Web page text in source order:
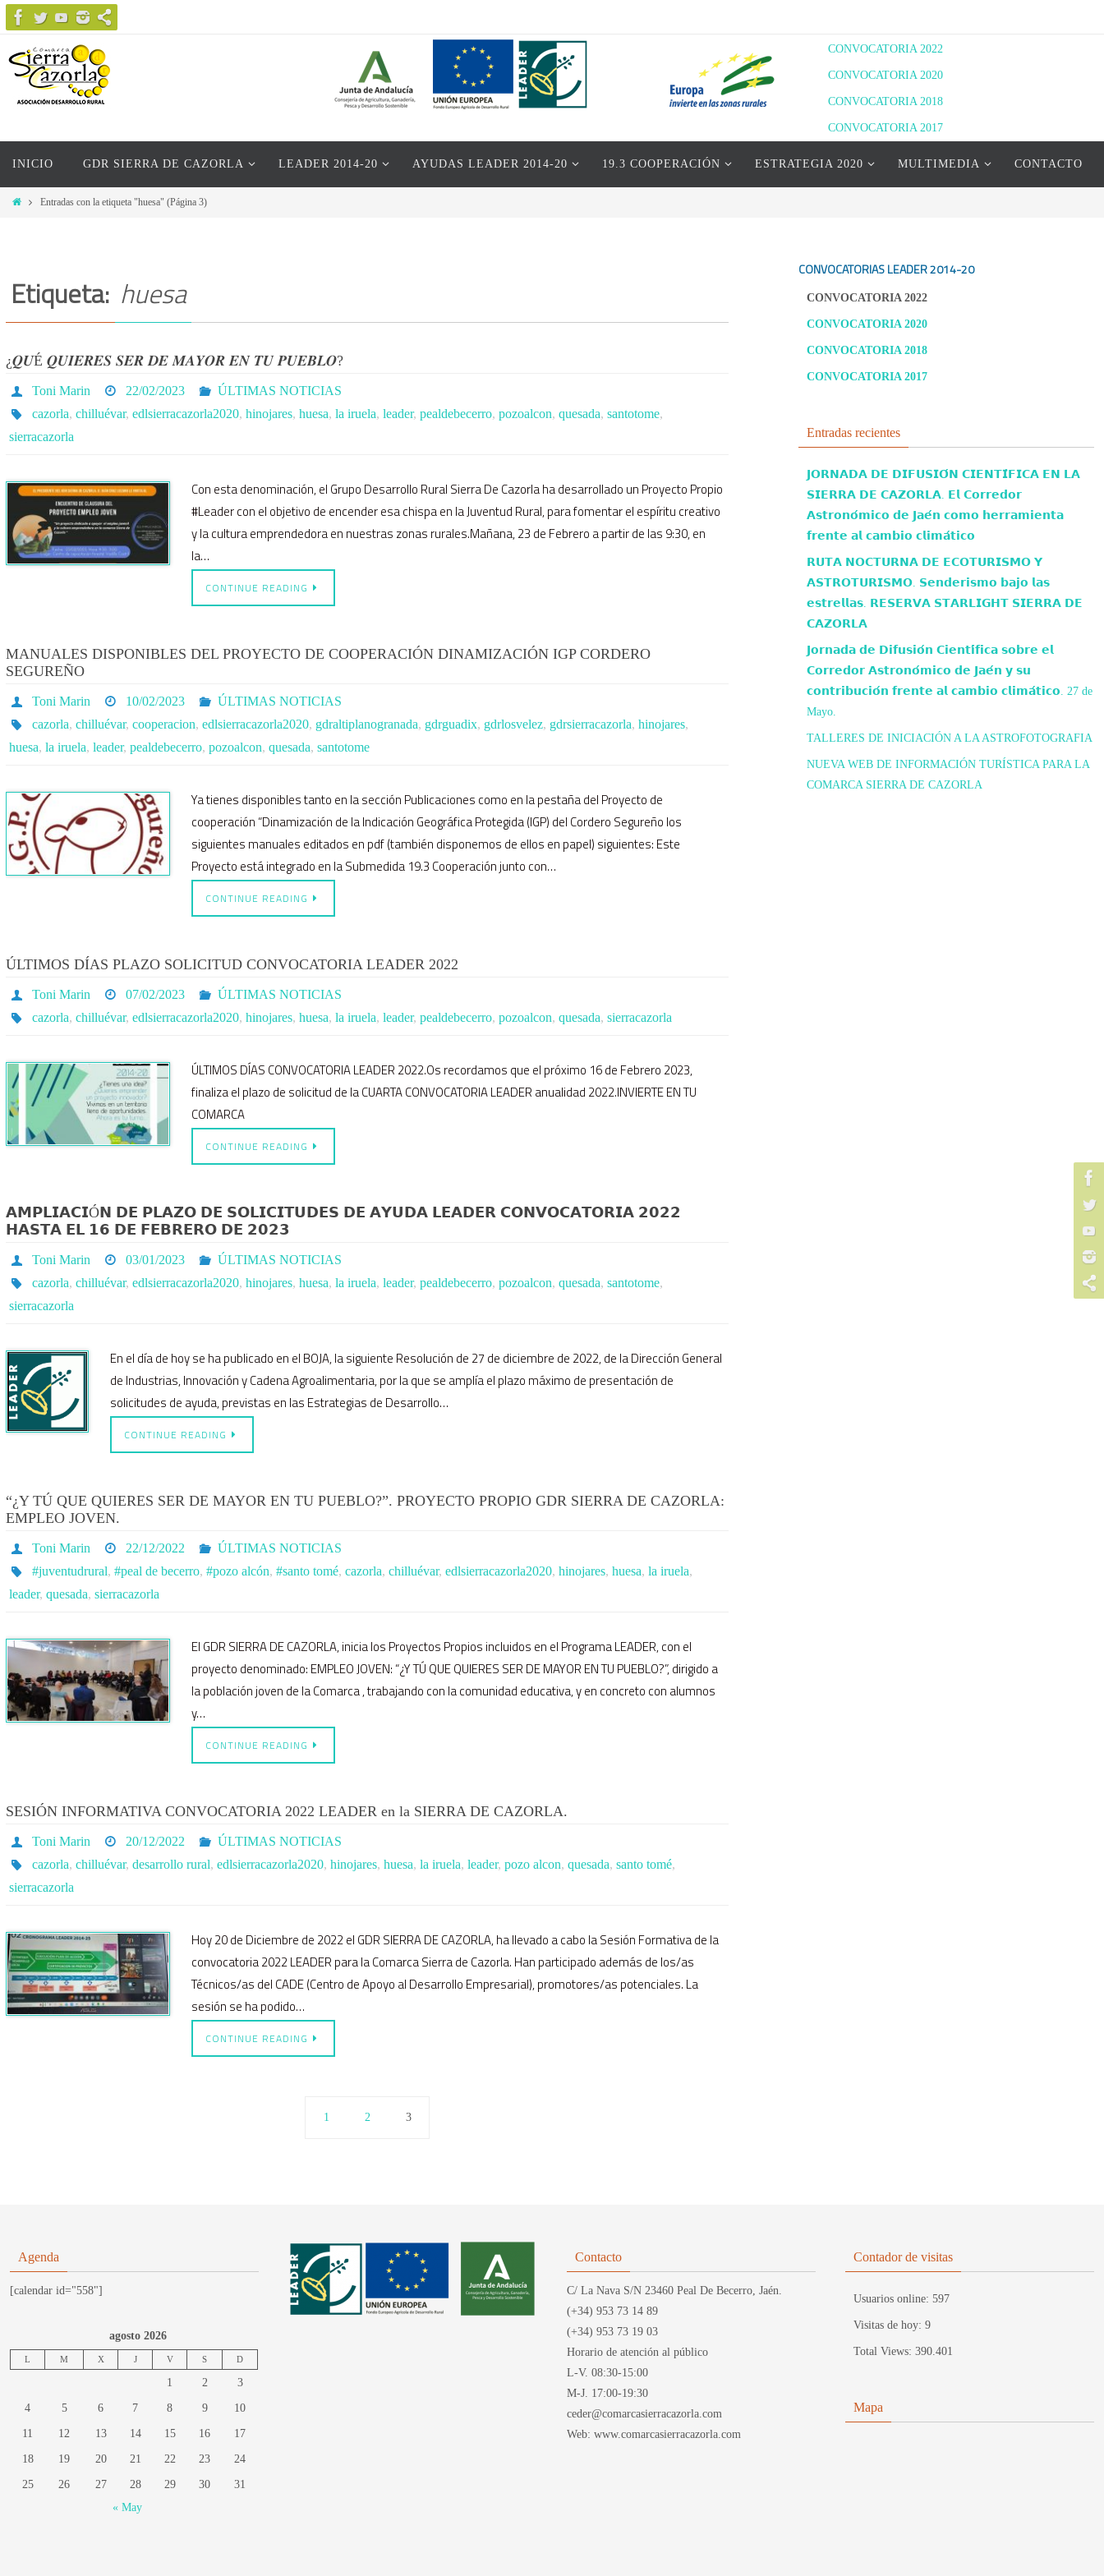
Ir
al
contenido
CONVOCATORIA 2022
CONVOCATORIA 2020
CONVOCATORIA 2018
CONVOCATORIA 2017
INICIO GDR SIERRA DE CAZORLA LEADER 2014-20 AYUDAS LEADER 2014-20 19.3 COOPERACIÓN ESTRATEGIA 2020 MULTIMEDIA CONTACTO
InicioEntradas con la etiqueta "huesa" (Página 3)
Etiqueta: huesa
¿𝑸𝑼É 𝑸𝑼𝑰𝑬𝑹𝑬𝑺 𝑺𝑬𝑹 𝑫𝑬 𝑴𝑨𝒀𝑶𝑹 𝑬𝑵 𝑻𝑼 𝑷𝑼𝑬𝑩𝑳𝑶?
Toni Marin 22/02/2023
ÚLTIMAS NOTICIAS
cazorla, chilluévar, edlsierracazorla2020, hinojares, huesa, la iruela, leader, pealdebecerro, pozoalcon, quesada, santotome,
sierracazorla
Con esta denominación, el Grupo Desarrollo Rural Sierra De Cazorla ha desarrollado un Proyecto Propio
#Leader con el objetivo de encender esa chispa en la Juventud Rural, para fomentar el espíritu creativo
y la cultura emprendedora en nuestras zonas rurales.Mañana, 23 de Febrero a partir de las 9:30, en
la…
CONTINUE READING
MANUALES DISPONIBLES DEL PROYECTO DE COOPERACIÓN DINAMIZACIÓN IGP CORDERO
SEGUREÑO
Toni Marin 10/02/2023
ÚLTIMAS NOTICIAS
cazorla, chilluévar, cooperacion, edlsierracazorla2020, gdraltiplanogranada, gdrguadix, gdrlosvelez, gdrsierracazorla, hinojares,
huesa, la iruela, leader, pealdebecerro, pozoalcon, quesada, santotome
Ya tienes disponibles tanto en la sección Publicaciones como en la pestaña del Proyecto de
cooperación “Dinamización de la Indicación Geográfica Protegida (IGP) del Cordero Segureño los
siguientes manuales editados en pdf (también disponemos de ellos en papel) siguientes: Este
Proyecto está integrado en la Submedida 19.3 Cooperación junto con…
CONTINUE READING
ÚLTIMOS DÍAS PLAZO SOLICITUD CONVOCATORIA LEADER 2022
Toni Marin 07/02/2023
ÚLTIMAS NOTICIAS
cazorla, chilluévar, edlsierracazorla2020, hinojares, huesa, la iruela, leader, pealdebecerro, pozoalcon, quesada, sierracazorla
ÚLTIMOS DÍAS CONVOCATORIA LEADER 2022.Os recordamos que el próximo 16 de Febrero 2023,
finaliza el plazo de solicitud de la CUARTA CONVOCATORIA LEADER anualidad 2022.INVIERTE EN TU
COMARCA
CONTINUE READING
𝗔𝗠𝗣𝗟𝗜𝗔𝗖𝗜Ó𝗡 𝗗𝗘 𝗣𝗟𝗔𝗭𝗢 𝗗𝗘 𝗦𝗢𝗟𝗜𝗖𝗜𝗧𝗨𝗗𝗘𝗦 𝗗𝗘 𝗔𝗬𝗨𝗗𝗔 𝗟𝗘𝗔𝗗𝗘𝗥 𝗖𝗢𝗡𝗩𝗢𝗖𝗔𝗧𝗢𝗥𝗜𝗔 𝟮𝟬𝟮𝟮
𝗛𝗔𝗦𝗧𝗔 𝗘𝗟 𝟭𝟲 𝗗𝗘 𝗙𝗘𝗕𝗥𝗘𝗥𝗢 𝗗𝗘 𝟮𝟬𝟮𝟯
Toni Marin 03/01/2023
ÚLTIMAS NOTICIAS
cazorla, chilluévar, edlsierracazorla2020, hinojares, huesa, la iruela, leader, pealdebecerro, pozoalcon, quesada, santotome,
sierracazorla
En el día de hoy se ha publicado en el BOJA, la siguiente Resolución de 27 de diciembre de 2022, de la Dirección General
de Industrias, Innovación y Cadena Agroalimentaria, por la que se amplía el plazo máximo de presentación de
solicitudes de ayuda, previstas en las Estrategias de Desarrollo…
CONTINUE READING
“¿Y TÚ QUE QUIERES SER DE MAYOR EN TU PUEBLO?”. PROYECTO PROPIO GDR SIERRA DE CAZORLA:
EMPLEO JOVEN.
Toni Marin 22/12/2022
ÚLTIMAS NOTICIAS
#juventudrural, #peal de becerro, #pozo alcón, #santo tomé, cazorla, chilluévar, edlsierracazorla2020, hinojares, huesa, la iruela,
leader, quesada, sierracazorla
El GDR SIERRA DE CAZORLA, inicia los Proyectos Propios incluidos en el Programa LEADER, con el
proyecto denominado: EMPLEO JOVEN: “¿Y TÚ QUE QUIERES SER DE MAYOR EN TU PUEBLO?”, dirigido a
la población joven de la Comarca , trabajando con la comunidad educativa, y en concreto con alumnos
y…
CONTINUE READING
SESIÓN INFORMATIVA CONVOCATORIA 2022 LEADER en la SIERRA DE CAZORLA.
Toni Marin 20/12/2022
ÚLTIMAS NOTICIAS
cazorla, chilluévar, desarrollo rural, edlsierracazorla2020, hinojares, huesa, la iruela, leader, pozo alcon, quesada, santo tomé,
sierracazorla
Hoy 20 de Diciembre de 2022 el GDR SIERRA DE CAZORLA, ha llevado a cabo la Sesión Formativa de la
convocatoria 2022 LEADER para la Comarca Sierra de Cazorla. Han participado además de los/as
Técnicos/as del CADE (Centro de Apoyo al Desarrollo Empresarial), promotores/as potenciales. La
sesión se ha podido…
CONTINUE READING
1 2 3
CONVOCATORIAS LEADER2014-20
CONVOCATORIA 2022
CONVOCATORIA 2020
CONVOCATORIA 2018
CONVOCATORIA 2017
Entradas recientes
𝗝𝗢𝗥𝗡𝗔𝗗𝗔 𝗗𝗘 𝗗𝗜𝗙𝗨𝗦𝗜𝗢́𝗡 𝗖𝗜𝗘𝗡𝗧𝗜́𝗙𝗜𝗖𝗔 𝗘𝗡 𝗟𝗔
𝗦𝗜𝗘𝗥𝗥𝗔 𝗗𝗘 𝗖𝗔𝗭𝗢𝗥𝗟𝗔. 𝗘𝗹 𝗖𝗼𝗿𝗿𝗲𝗱𝗼𝗿
𝗔𝘀𝘁𝗿𝗼𝗻𝗼́𝗺𝗶𝗰𝗼 𝗱𝗲 𝗝𝗮𝗲́𝗻 𝗰𝗼𝗺𝗼 𝗵𝗲𝗿𝗿𝗮𝗺𝗶𝗲𝗻𝘁𝗮
𝗳𝗿𝗲𝗻𝘁𝗲 𝗮𝗹 𝗰𝗮𝗺𝗯𝗶𝗼 𝗰𝗹𝗶𝗺𝗮́𝘁𝗶𝗰𝗼
𝗥𝗨𝗧𝗔 𝗡𝗢𝗖𝗧𝗨𝗥𝗡𝗔 𝗗𝗘 𝗘𝗖𝗢𝗧𝗨𝗥𝗜𝗦𝗠𝗢 𝗬
𝗔𝗦𝗧𝗥𝗢𝗧𝗨𝗥𝗜𝗦𝗠𝗢. 𝗦𝗲𝗻𝗱𝗲𝗿𝗶𝘀𝗺𝗼 𝗯𝗮𝗷𝗼 𝗹𝗮𝘀
𝗲𝘀𝘁𝗿𝗲𝗹𝗹𝗮𝘀. 𝗥𝗘𝗦𝗘𝗥𝗩𝗔 𝗦𝗧𝗔𝗥𝗟𝗜𝗚𝗛𝗧 𝗦𝗜𝗘𝗥𝗥𝗔 𝗗𝗘
𝗖𝗔𝗭𝗢𝗥𝗟𝗔
𝗝𝗼𝗿𝗻𝗮𝗱𝗮 𝗱𝗲 𝗗𝗶𝗳𝘂𝘀𝗶𝗼́𝗻 𝗖𝗶𝗲𝗻𝘁𝗶́𝗳𝗶𝗰𝗮 𝘀𝗼𝗯𝗿𝗲 𝗲𝗹
𝗖𝗼𝗿𝗿𝗲𝗱𝗼𝗿 𝗔𝘀𝘁𝗿𝗼𝗻𝗼́𝗺𝗶𝗰𝗼 𝗱𝗲 𝗝𝗮𝗲́𝗻 𝘆 𝘀𝘂
𝗰𝗼𝗻𝘁𝗿𝗶𝗯𝘂𝗰𝗶𝗼́𝗻 𝗳𝗿𝗲𝗻𝘁𝗲 𝗮𝗹 𝗰𝗮𝗺𝗯𝗶𝗼 𝗰𝗹𝗶𝗺𝗮́𝘁𝗶𝗰𝗼. 27 de
Mayo.
TALLERES DE INICIACIÓN A LA ASTROFOTOGRAFIA
NUEVA WEB DE INFORMACIÓN TURÍSTICA PARA LA
COMARCA SIERRA DE CAZORLA
Agenda
[calendar id="558"]
agosto 2026
L M X J V S D
1 2 3
4 5 6 7 8 9 10
11 12 13 14 15 16 17
18 19 20 21 22 23 24
25 26 27 28 29 30
31
« May
Contacto
C/ La Nava S/N 23460 Peal De Becerro, Jaén.
(+34) 953 73 14 89
(+34) 953 73 19 03
Horario de atención al público
L-V. 08:30-15:00
M-J. 17:00-19:30
ceder@comarcasierracazorla.com
Web: www.comarcasierracazorla.com
Contador de visitas
Usuarios online:597
Visitas de hoy:9
Total Views:390.401
Mapa